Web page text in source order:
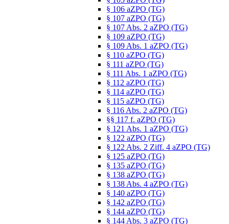
§ 106 aZPO (TG)
§ 107 aZPO (TG)
§ 107 Abs. 2 aZPO (TG)
§ 109 aZPO (TG)
§ 109 Abs. 1 aZPO (TG)
§ 110 aZPO (TG)
§ 111 aZPO (TG)
§ 111 Abs. 1 aZPO (TG)
§ 112 aZPO (TG)
§ 114 aZPO (TG)
§ 115 aZPO (TG)
§ 116 Abs. 2 aZPO (TG)
§§ 117 f. aZPO (TG)
§ 121 Abs. 1 aZPO (TG)
§ 122 aZPO (TG)
§ 122 Abs. 2 Ziff. 4 aZPO (TG)
§ 125 aZPO (TG)
§ 135 aZPO (TG)
§ 138 aZPO (TG)
§ 138 Abs. 4 aZPO (TG)
§ 140 aZPO (TG)
§ 142 aZPO (TG)
§ 144 aZPO (TG)
§ 144 Abs. 3 aZPO (TG)